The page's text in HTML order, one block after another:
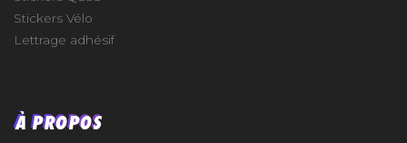
Stickers Vélo
Lettrage adhésif
À PROPOS